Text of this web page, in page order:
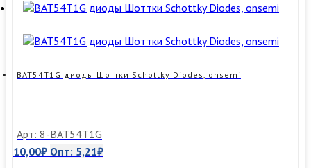
BAT54T1G диоды Шоттки Schottky Diodes, onsemi
Арт: 8-BAT54T1G
10,00₽ Опт: 5,21₽